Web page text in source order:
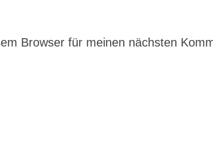
Browser für meinen nächsten